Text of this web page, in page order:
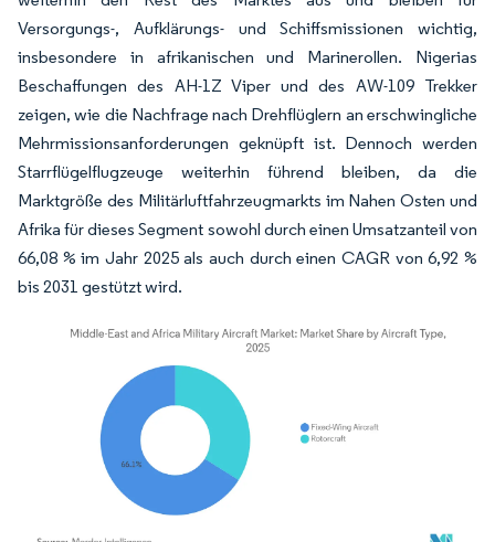
Versorgungs-, Aufklärungs- und Schiffsmissionen wichtig,
insbesondere in afrikanischen und Marinerollen. Nigerias
Beschaffungen des AH-1Z Viper und des AW-109 Trekker
zeigen, wie die Nachfrage nach Drehflüglern an erschwingliche
Mehrmissionsanforderungen geknüpft ist. Dennoch werden
Starrflügelflugzeuge weiterhin führend bleiben, da die
Marktgröße des Militärluftfahrzeugmarkts im Nahen Osten und
Afrika für dieses Segment sowohl durch einen Umsatzanteil von
66,08 % im Jahr 2025 als auch durch einen CAGR von 6,92 %
bis 2031 gestützt wird.